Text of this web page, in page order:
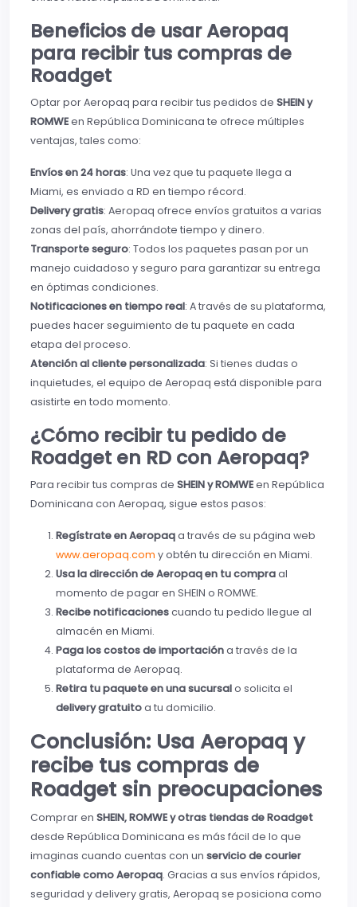
Beneficios de usar Aeropaq
para recibir tus compras de
Roadget
Optar por Aeropaq para recibir tus pedidos de SHEIN y
ROMWEen República Dominicana te ofrece múltiples
ventajas, tales como:
Envíos en 24 horas: Una vez que tu paquete llega a
Miami, es enviado a RD en tiempo récord.
Delivery gratis: Aeropaq ofrece envíos gratuitos a varias
zonas del país, ahorrándote tiempo y dinero.
Transporte seguro: Todos los paquetes pasan por un
manejo cuidadoso y seguro para garantizar su entrega
en óptimas condiciones.
Notificaciones en tiempo real: A través de su plataforma,
puedes hacer seguimiento de tu paquete en cada
etapa del proceso.
Atención al cliente personalizada: Si tienes dudas o
inquietudes, el equipo de Aeropaq está disponible para
asistirte en todo momento.
¿Cómo recibir tu pedido de
Roadget en RD con Aeropaq?
Para recibir tus compras de SHEIN y ROMWEen República
Dominicana con Aeropaq, sigue estos pasos:
Regístrate en Aeropaqa través de su página web
www.aeropaq.com y obtén tu dirección en Miami.
Usa la dirección de Aeropaq en tu compraal
momento de pagar en SHEIN o ROMWE.
Recibe notificacionescuando tu pedido llegue al
almacén en Miami.
Paga los costos de importacióna través de la
plataforma de Aeropaq.
Retira tu paquete en una sucursalo solicita el
delivery gratuitoa tu domicilio.
Conclusión: Usa Aeropaq y
recibe tus compras de
Roadget sin preocupaciones
Comprar en SHEIN, ROMWE y otras tiendas de Roadget
desde República Dominicana es más fácil de lo que
imaginas cuando cuentas con un servicio de courier
confiable como Aeropaq. Gracias a sus envíos rápidos,
seguridad y delivery gratis, Aeropaq se posiciona como